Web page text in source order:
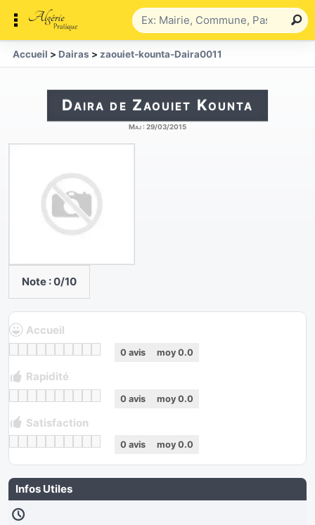
Accueil > Dairas > zaouiet-kounta-Daira0011
Daira de Zaouiet Kounta
Maj : 29/03/2015
Note :0/10
Accueil
0 avis moy 0.0
Rapidité
0 avis moy 0.0
Satisfaction
0 avis moy 0.0
Infos Utiles